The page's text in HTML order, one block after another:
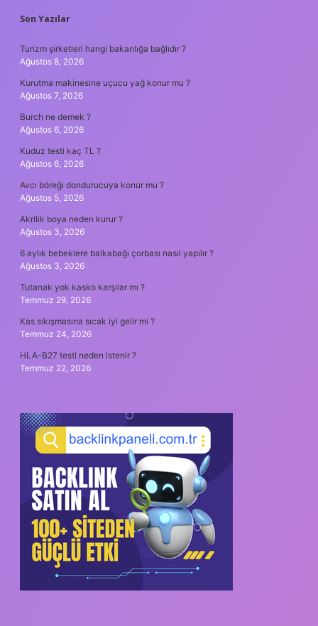
SIDEBAR
Son Yazılar
Turizm şirketleri hangi bakanlığa bağlıdır ?
Ağustos 8, 2026
Kurutma makinesine uçucu yağ konur mu ?
Ağustos 7, 2026
Burch ne demek ?
Ağustos 6, 2026
Kuduz testi kaç TL ?
Ağustos 6, 2026
Avcı böreği dondurucuya konur mu ?
Ağustos 5, 2026
Akrilik boya neden kurur ?
Ağustos 3, 2026
6 aylık bebeklere balkabağı çorbası nasıl yapılır ?
Ağustos 3, 2026
Tutanak yok kasko karşılar mı ?
Temmuz 29, 2026
Kas sıkışmasına sıcak iyi gelir mi ?
Temmuz 24, 2026
HLA-B27 testi neden istenir ?
Temmuz 22, 2026